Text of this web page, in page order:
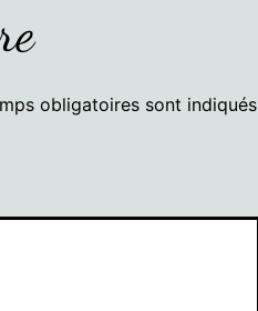
obligatoires sont indiqués